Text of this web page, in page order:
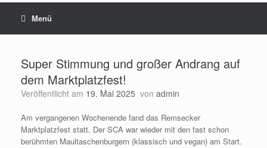
Menü
Super Stimmung und großer Andrang auf
dem Marktplatzfest!
Veröffentlicht am 19. Mai 2025 von admin
Am vergangenen Wochenende fand das Remsecker
Marktplatzfest statt. Der SCA war wieder mit den fast schon
berühmten Maultaschenburgern (klassisch und vegan) am Start.